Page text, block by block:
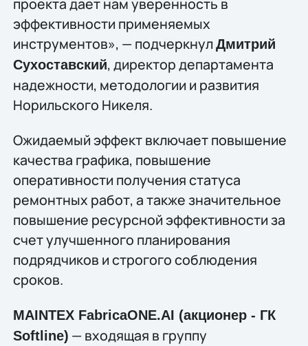
эффективности применяемых
инструментов», — подчеркнул Дмитрий
Сухоставский, директор департамента
надежности, методологии и развития
Норильского Никеля.
Ожидаемый эффект включает повышение
качества графика, повышение
оперативности получения статуса
ремонтных работ, а также значительное
повышение ресурсной эффективности за
счет улучшенного планирования
подрядчиков и строгого соблюдения
сроков.
MAINTEX FabricaONE.AI (акционер - ГК
Softline) — входящая в группу